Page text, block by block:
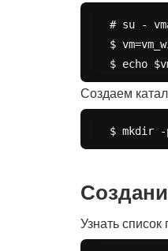
# su -
$
Создаем
Узнать